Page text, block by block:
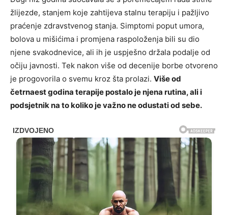
žlijezde, stanjem koje zahtijeva stalnu terapiju i pažljivo
praćenje zdravstvenog stanja. Simptomi poput umora,
bolova u mišićima i promjena raspoloženja bili su dio
njene svakodnevice, ali ih je uspješno držala podalje od
očiju javnosti. Tek nakon više od decenije borbe otvoreno
je progovorila o svemu kroz šta prolazi. Više od
četrnaest godina terapije postalo je njena rutina, ali i
podsjetnik na to koliko je važno ne odustati od sebe.